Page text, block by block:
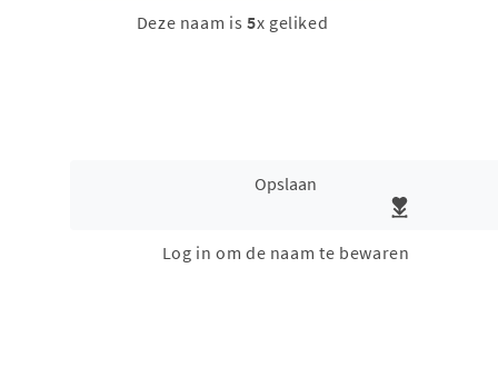
Deze naam is 5x geliked
Opslaan
Log in om de naam te bewaren